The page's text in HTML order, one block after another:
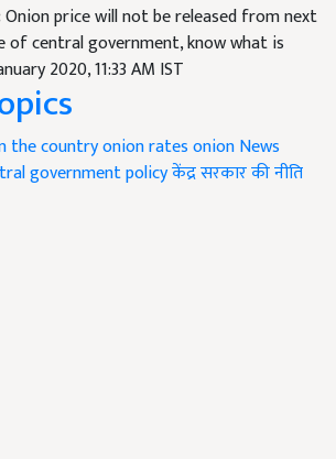
Onion price will not be released from next
of central government, know what is
2020, 11:33 AM IST
the countryonion ratesonion News
government policyकेंद्र सरकार की नीति